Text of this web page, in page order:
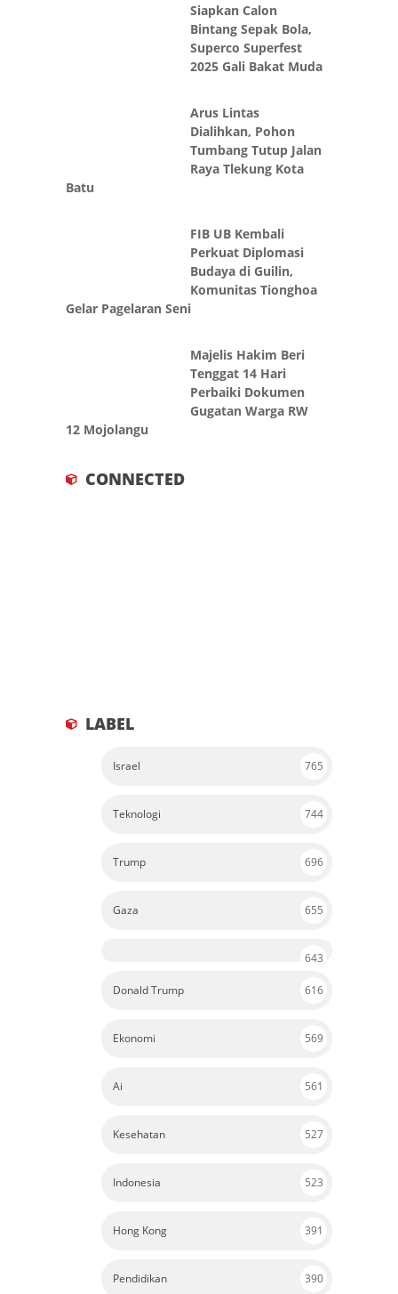
Siapkan Calon
Bintang Sepak Bola,
Superco Superfest
2025 Gali Bakat Muda
Arus Lintas
Dialihkan, Pohon
Tumbang Tutup Jalan
Raya Tlekung Kota
Batu
FIB UB Kembali
Perkuat Diplomasi
Budaya di Guilin,
Komunitas Tionghoa
Gelar Pagelaran Seni
Majelis Hakim Beri
Tenggat 14 Hari
Perbaiki Dokumen
Gugatan Warga RW
12 Mojolangu
CONNECTED
LABEL
Israel 765
Teknologi 744
Trump 696
Gaza 655
643
Donald Trump 616
Ekonomi 569
Ai 561
Kesehatan 527
Indonesia 523
Hong Kong 391
Pendidikan 390